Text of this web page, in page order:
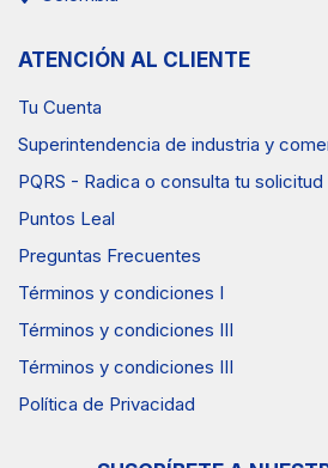
ATENCIÓN AL CLIENTE
Tu Cuenta
Superintendencia de industria y
PQRS - Radica o consulta tu solicitud
Puntos Leal
Preguntas Frecuentes
Términos y condiciones I
Términos y condiciones III
Términos y condiciones III
Política de Privacidad